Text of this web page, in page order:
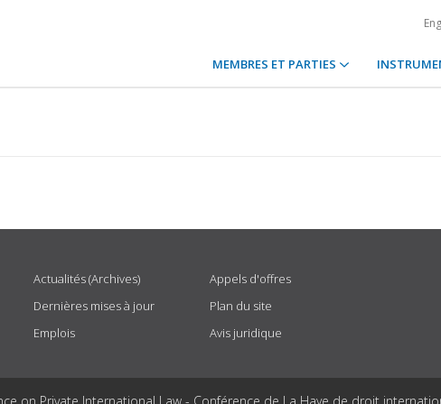
MEMBRES ET PARTIES
Actualités (Archives)
Dernières mises à jour
Emplois
Appels d'offres
Plan du site
Avis juridique